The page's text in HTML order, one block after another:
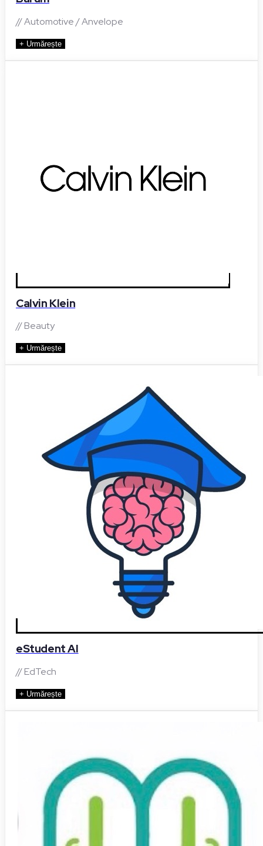
// Automotive / Anvelope
+ Urmărește
Calvin Klein
// Beauty
+ Urmărește
eStudent AI
// EdTech
+ Urmărește